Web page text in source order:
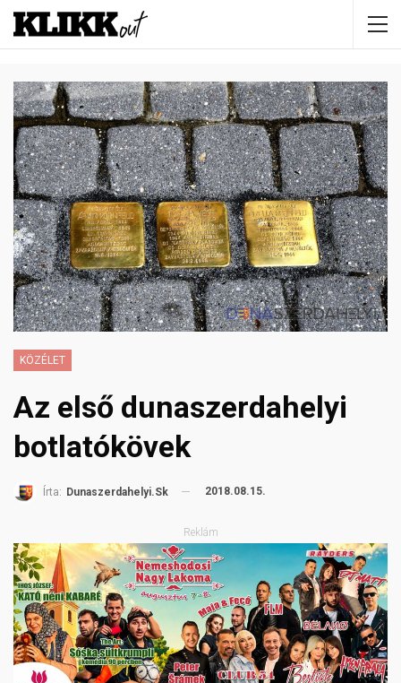
KÖZÉLET
Az első dunaszerdahelyi
botlatókövek
Írta: Dunaszerdahelyi.sk 2018.08.15.
Reklám